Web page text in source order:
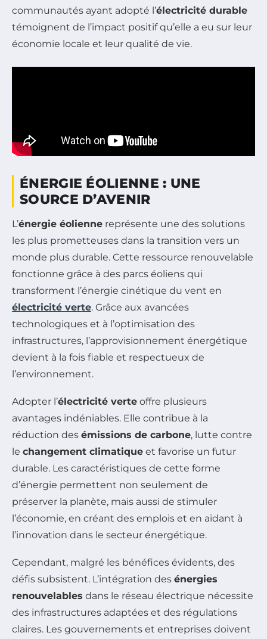
communautés ayant adopté l’électricité durable
témoignent de l’impact positif qu’elle a eu sur leur
économie locale et leur qualité de vie.
ÉNERGIE ÉOLIENNE : UNE
SOURCE D’AVENIR
L’énergie éolienne représente une des solutions
les plus prometteuses dans la transition vers un
monde plus durable. Cette ressource renouvelable
fonctionne grâce à des parcs éoliens qui
transforment l’énergie cinétique du vent en
électricité verte. Grâce aux avancées
technologiques et à l’optimisation des
infrastructures, l’approvisionnement énergétique
devient à la fois fiable et respectueux de
l’environnement.
Adopter l’électricité verte offre plusieurs
avantages indéniables. Elle contribue à la
réduction des émissions de carbone, lutte contre
le changement climatique et favorise un futur
durable. Les caractéristiques de cette forme
d’énergie permettent non seulement de
préserver la planète, mais aussi de stimuler
l’économie, en créant des emplois et en aidant à
l’innovation dans le secteur énergétique.
Cependant, malgré les bénéfices évidents, des
défis subsistent. L’intégration des énergies
renouvelables dans le réseau électrique nécessite
des infrastructures adaptées et des régulations
claires. Les gouvernements et entreprises doivent